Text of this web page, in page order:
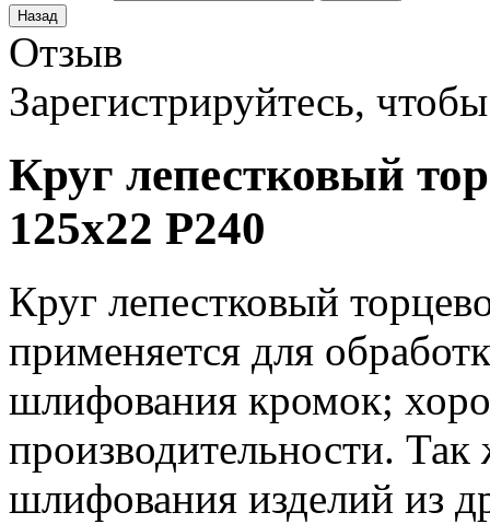
Отзыв
Зарегистрируйтесь,
Круг лепестковый
125х22 P240
Круг лепестковый
применяется для
шлифования кромок;
производительности.
шлифования изделий из